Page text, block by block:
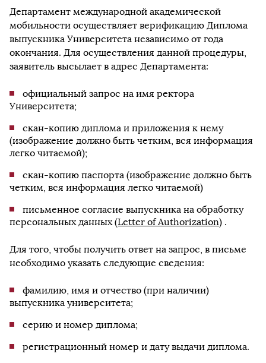
Департамент международной академической
мобильности осуществляет верификацию Диплома
выпускника Университета независимо от года
окончания. Для осуществления данной процедуры,
заявитель высылает в адрес Департамента:
официальный запрос на имя ректора
Университета;
скан-копию диплома и приложения к нему
(изображение должно быть четким, вся информация
легко читаемой);
скан-копию паспорта (изображение должно быть
четким, вся информация легко читаемой)
письменное согласие выпускника на обработку
персональных данных (Letter of Authorization) .
Для того, чтобы получить ответ на запрос, в письме
необходимо указать следующие сведения:
фамилию, имя и отчество (при наличии)
выпускника университета;
серию и номер диплома;
регистрационный номер и дату выдачи диплома.